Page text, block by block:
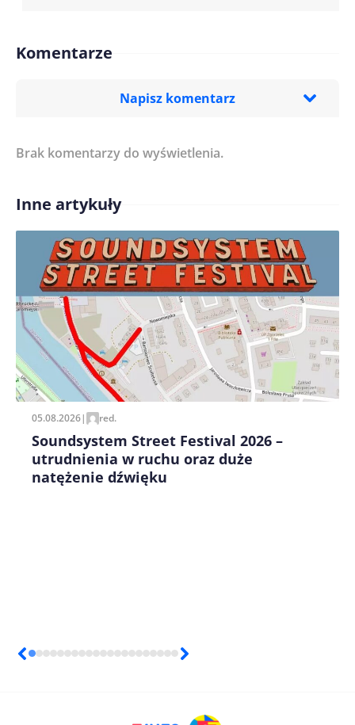
Komentarze
Napisz komentarz
Treść komentarza*
Imię/ Nick*
Zapamiętaj moje dane w tej przeglądarce podczas
pisania kolejnych komentarzy.
Brak komentarzy do wyświetlenia.
Inne artykuły
05.08.2026| red.
Soundsystem Street Festival 2026 –
utrudnienia w ruchu oraz duże
natężenie dźwięku